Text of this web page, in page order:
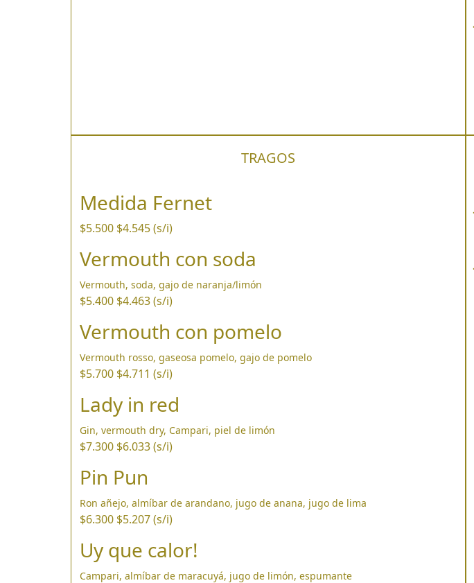
TRAGOS
Medida Fernet
$5.500 $4.545 (s/i)
Vermouth con soda
Vermouth, soda, gajo de naranja/limón
$5.400 $4.463 (s/i)
Vermouth con pomelo
Vermouth rosso, gaseosa pomelo, gajo de pomelo
$5.700 $4.711 (s/i)
Lady in red
Gin, vermouth dry, Campari, piel de limón
$7.300 $6.033 (s/i)
Pin Pun
Ron añejo, almíbar de arandano, jugo de anana, jugo de lima
$6.300 $5.207 (s/i)
Uy que calor!
Campari, almíbar de maracuyá, jugo de limón, espumante